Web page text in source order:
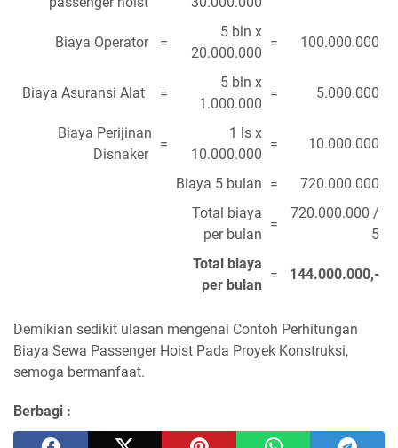
Biaya Operator =
5 bln x
20.000.000
= 100.000.000
Biaya Asuransi Alat =
5 bln x
1.000.000
= 5.000.000
Biaya Perijinan
Disnaker
=
1 ls x
10.000.000
= 10.000.000
Biaya 5 bulan =
720.000.000
Total biaya
per bulan
=
720.000.000 /
5
Total biaya
per bulan
= 144.000.000,-
Demikian sedikit ulasan mengenai Contoh Perhitungan
Biaya Sewa Passenger Hoist Pada Proyek Konstruksi,
semoga bermanfaat.
Berbagi :